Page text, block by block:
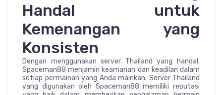
Handal untuk
Kemenangan yang
Konsisten
Dengan menggunakan server Thailand yang handal,
Spaceman88 menjamin keamanan dan keadilan dalam
setiap permainan yang Anda mainkan. Server Thailand
yang digunakan oleh Spaceman88 memiliki reputasi